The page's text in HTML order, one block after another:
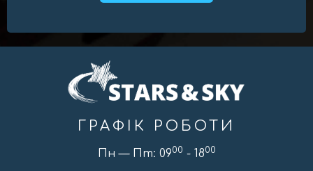
ГРАФІК РОБОТИ
Пн — Пт: 0900 - 1800